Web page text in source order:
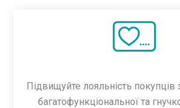
Підвищуйте лояльність
багатофункціональної та